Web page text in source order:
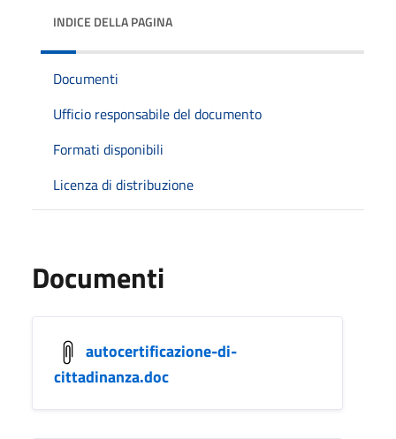
INDICE DELLA PAGINA
Documenti
Ufficio responsabile del documento
Formati disponibili
Licenza di distribuzione
Documenti
autocertificazione-di-
cittadinanza.doc